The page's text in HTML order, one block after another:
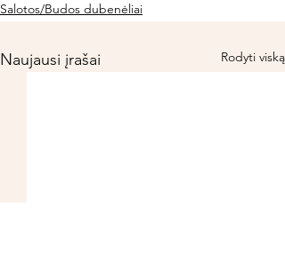
Salotos/Budos dubenėliai
Naujausi įrašai Rodyti viską